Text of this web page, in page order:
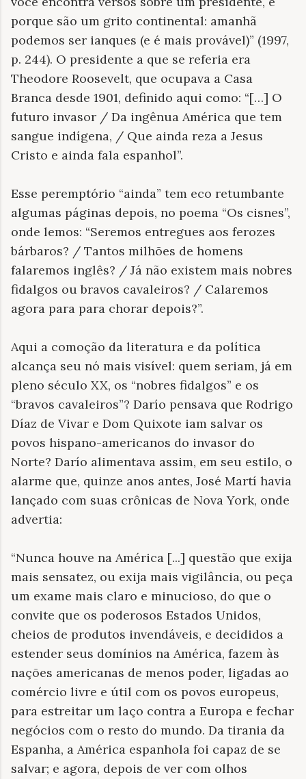
porque são um grito continental: amanhã
podemos ser ianques (e é mais provável)” (1997,
p. 244). O presidente a que se referia era
Theodore Roosevelt, que ocupava a Casa
Branca desde 1901, definido aqui como: “[…] O
futuro invasor / Da ingênua América que tem
sangue indígena, / Que ainda reza a Jesus
Cristo e ainda fala espanhol”.
Esse peremptório “ainda” tem eco retumbante
algumas páginas depois, no poema “Os cisnes”,
onde lemos: “Seremos entregues aos ferozes
bárbaros? / Tantos milhões de homens
falaremos inglês? / Já não existem mais nobres
fidalgos ou bravos cavaleiros? / Calaremos
agora para para chorar depois?”.
Aqui a comoção da literatura e da política
alcança seu nó mais visível: quem seriam, já em
pleno século XX, os “nobres fidalgos” e os
“bravos cavaleiros”? Darío pensava que Rodrigo
Díaz de Vivar e Dom Quixote iam salvar os
povos hispano-americanos do invasor do
Norte? Darío alimentava assim, em seu estilo, o
alarme que, quinze anos antes, José Martí havia
lançado com suas crônicas de Nova York, onde
advertia:
“Nunca houve na América [...] questão que exija
mais sensatez, ou exija mais vigilância, ou peça
um exame mais claro e minucioso, do que o
convite que os poderosos Estados Unidos,
cheios de produtos invendáveis, e decididos a
estender seus domínios na América, fazem às
nações americanas de menos poder, ligadas ao
comércio livre e útil com os povos europeus,
para estreitar um laço contra a Europa e fechar
negócios com o resto do mundo. Da tirania da
Espanha, a América espanhola foi capaz de se
salvar; e agora, depois de ver com olhos